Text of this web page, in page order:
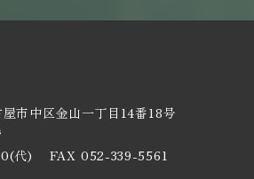
市中区金山一丁目14番18号
代)FAX 052-339-5561